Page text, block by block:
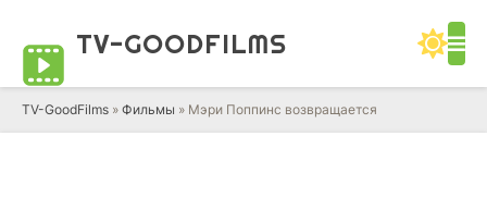
TV-GOODFILMS
TV-GoodFilms » Фильмы » Мэри Поппинс возвращается